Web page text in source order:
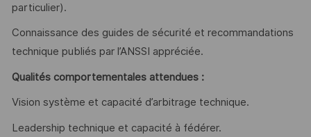
particulier).
Connaissance des guides de sécurité et recommandations
technique publiés par l’ANSSI appréciée.
Qualités comportementales attendues :
Vision système et capacité d’arbitrage technique.
Leadership technique et capacité à fédérer.